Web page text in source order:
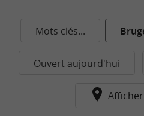
Mots clés...
Ouvert aujourd'hui